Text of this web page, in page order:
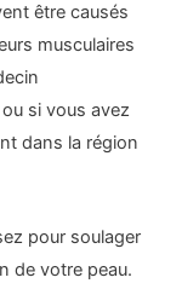
être causés
musculaires
si vous avez
dans la région
pour soulager
de votre peau.